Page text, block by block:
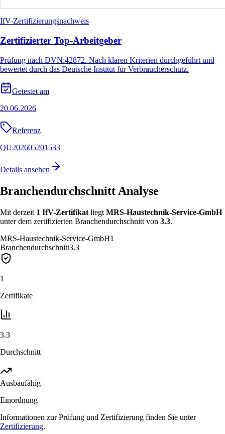
IfV-Zertifizierungsnachweis
Zertifizierter Top-Arbeitgeber
Prüfung nach DVN:42872. Nach klaren Kriterien durchgeführt und
bewertet durch das Deutsche Institut für Verbraucherschutz.
Getestet am
20.06.2026
Referenz
QU202605201533
Details ansehen
Branchendurchschnitt Analyse
Mit derzeit 1 IfV-Zertifikat liegt MRS-Haustechnik-Service-GmbH
unterdem zertifizierten Branchendurchschnitt von 3.3.
MRS-Haustechnik-Service-GmbH1
Branchendurchschnitt3.3
1
Zertifikate
3.3
Durchschnitt
Ausbaufähig
Einordnung
Informationen zur Prüfung und Zertifizierung finden Sie unter
Zertifizierung.